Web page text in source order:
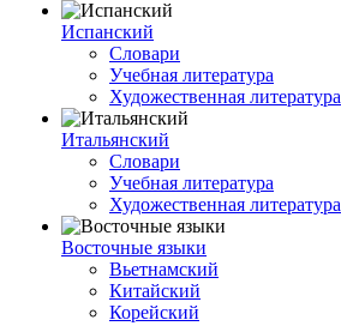
Испанский
Словари
Учебная литература
Художественная литература
Итальянский
Словари
Учебная литература
Художественная литература
Восточные языки
Вьетнамский
Китайский
Корейский